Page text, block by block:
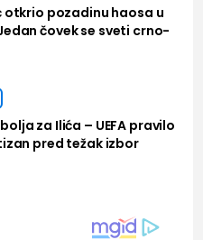
otkrio pozadinu haosa u
čovek se sveti crno-
za Ilića – UEFA pravilo
pred težak izbor